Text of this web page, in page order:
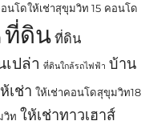
นโดให้เช่าสุขุมวิท 15 คอนโด
ที่ดิน ที่ดิน
ปล่า ที่ดินใกล้รถไฟฟ้า บ้าน
เช่า ให้เช่าคอนโดสุขุมวิท18
วิท ให้เช่าทาวเฮาส์